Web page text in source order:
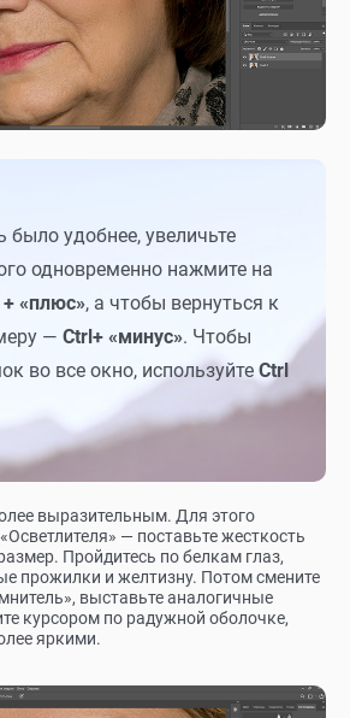
было удобнее, увеличьте
одновременно нажмите на
«плюс», а чтобы вернуться к
— Ctrl+ «минус». Чтобы
во все окно, используйте Ctrl
выразительным. Для этого
— поставьте жесткость
Пройдитесь по белкам глаз,
прожилки и желтизну. Потом смените
выставьте аналогичные
курсором по радужной оболочке,
яркими.